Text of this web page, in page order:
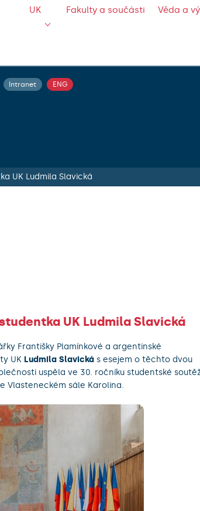
UK Fakulty a součásti Věda a
Intranet ENG
UK Ludmila Slavická
UK Ludmila Slavická
Františky Plamínkové a argentinské
UK Ludmila Slavická s esejem o těchto dvou
uspěla ve 30. ročníku studentské
Vlasteneckém sále Karolina.